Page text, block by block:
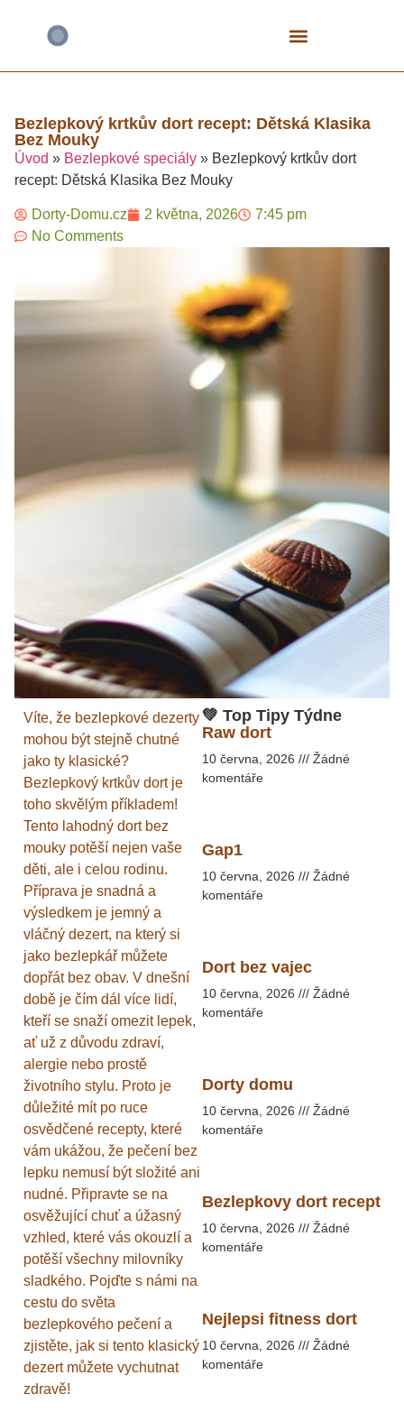
Bezlepkový krtkův dort recept: Dětská Klasika
Bez Mouky​
Úvod » Bezlepkové speciály » Bezlepkový krtkův dort
recept: Dětská Klasika Bez Mouky​
Dorty-Domu.cz 2 května, 2026
7:45 pm
No Comments
Víte, že bezlepkové dezerty
mohou být stejně chutné
jako ty klasické?
Bezlepkový krtkův dort je
toho skvělým příkladem!
Tento lahodný dort bez
mouky potěší nejen vaše
děti, ale i celou rodinu.
Příprava je snadná a
výsledkem je jemný a
vláčný dezert, na který si
jako bezlepkář můžete
dopřát bez obav. V dnešní
době je čím dál více lidí,
kteří se snaží omezit lepek,
ať už z důvodu zdraví,
alergie nebo prostě
životního stylu. Proto je
důležité mít po ruce
osvědčené recepty, které
vám ukážou, že pečení bez
lepku nemusí být složité ani
nudné. Připravte se na
osvěžující chuť a úžasný
vzhled, které vás okouzlí a
potěší všechny milovníky
sladkého. Pojďte s námi na
cestu do světa
bezlepkového pečení a
zjistěte, jak si tento klasický
dezert můžete vychutnat
zdravě!
💚 Top Tipy Týdne
Raw dort
10 června, 2026
Žádné
komentáře
Gap1
10 června, 2026
Žádné
komentáře
Dort bez vajec
10 června, 2026
Žádné
komentáře
Dorty domu
10 června, 2026
Žádné
komentáře
Bezlepkovy dort recept
10 června, 2026
Žádné
komentáře
Nejlepsi fitness dort
10 června, 2026
Žádné
komentáře